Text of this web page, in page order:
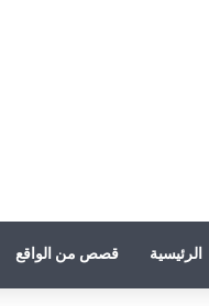
الرئيسية قصص من الواقع